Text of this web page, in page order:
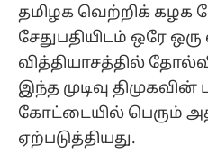
தமிழக வெற்றிக் கழக
சேதுபதியிடம் ஒரே ஒரு
வித்தியாசத்தில்
இந்த முடிவு திமுகவின்
கோட்டையில் பெரும்
ஏற்படுத்தியது.